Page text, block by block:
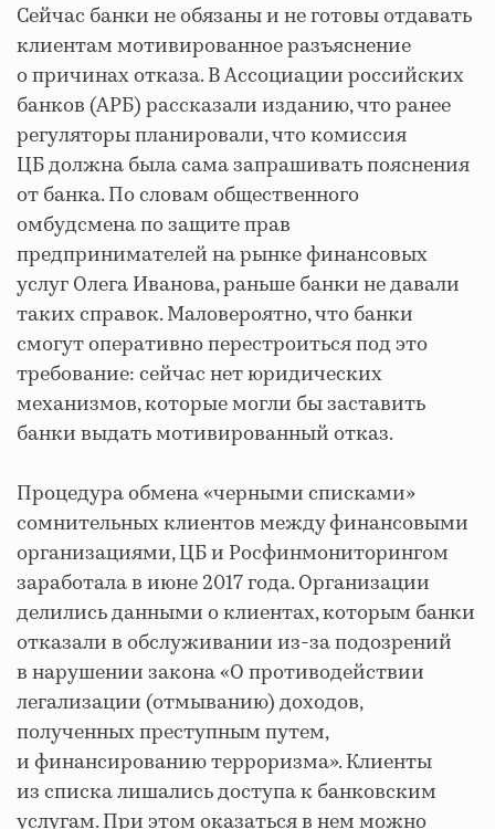
Сейчас банки не обязаны и не готовы отдавать
клиентам мотивированное разъяснение
о причинах отказа. В Ассоциации российских
банков (АРБ) рассказали изданию, что ранее
регуляторы планировали, что комиссия
ЦБ должна была сама запрашивать пояснения
от банка. По словам общественного
омбудсмена по защите прав
предпринимателей на рынке финансовых
услуг Олега Иванова, раньше банки не давали
таких справок. Маловероятно, что банки
смогут оперативно перестроиться под это
требование: сейчас нет юридических
механизмов, которые могли бы заставить
банки выдать мотивированный отказ.
Процедура обмена «черными списками»
сомнительных клиентов между финансовыми
организациями, ЦБ и Росфинмониторингом
заработала в июне 2017 года. Организации
делились данными о клиентах, которым банки
отказали в обслуживании из-за подозрений
в нарушении закона «О противодействии
легализации (отмыванию) доходов,
полученных преступным путем,
и финансированию терроризма». Клиенты
из списка лишались доступа к банковским
услугам. При этом оказаться в нем можно